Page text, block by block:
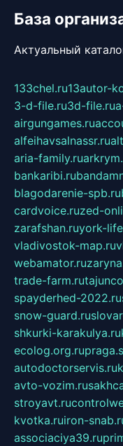
База
Актуальный
133chel.ru13autor-
3-d-file.ru3d-file.ru
airgungames.ru
alfeihavsalnassr.ru
aria-family.ru
bankaribi.ru
blagodarenie-spb.ru
cardvoice.ruzed-
zarafshan.ruyork-
vladivostok-map.ru
webamator.ru
trade-farm.ru
spayderhed-2022.ru
snow-guard.ru
shkurki-karakulya.ru
ecolog.org.ru
autodoctorservis.ru
avto-vozim.ru
stroyavt.ru
kvotka.ruiron-
associaciya39.ru